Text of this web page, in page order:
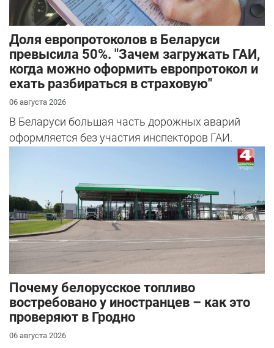
Доля европротоколов в Беларуси
превысила 50%. "Зачем загружать ГАИ,
когда можно оформить европротокол и
ехать разбираться в страховую"
06 августа 2026
В Беларуси большая часть дорожных аварий
оформляется без участия инспекторов ГАИ.
Почему белорусское топливо
востребовано у иностранцев – как это
проверяют в Гродно
06 августа 2026